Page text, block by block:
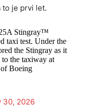
to je prvi let.
Stingray™
taxi test. Under the
the Stingray as it
the taxiway at
Boeing
30, 2026